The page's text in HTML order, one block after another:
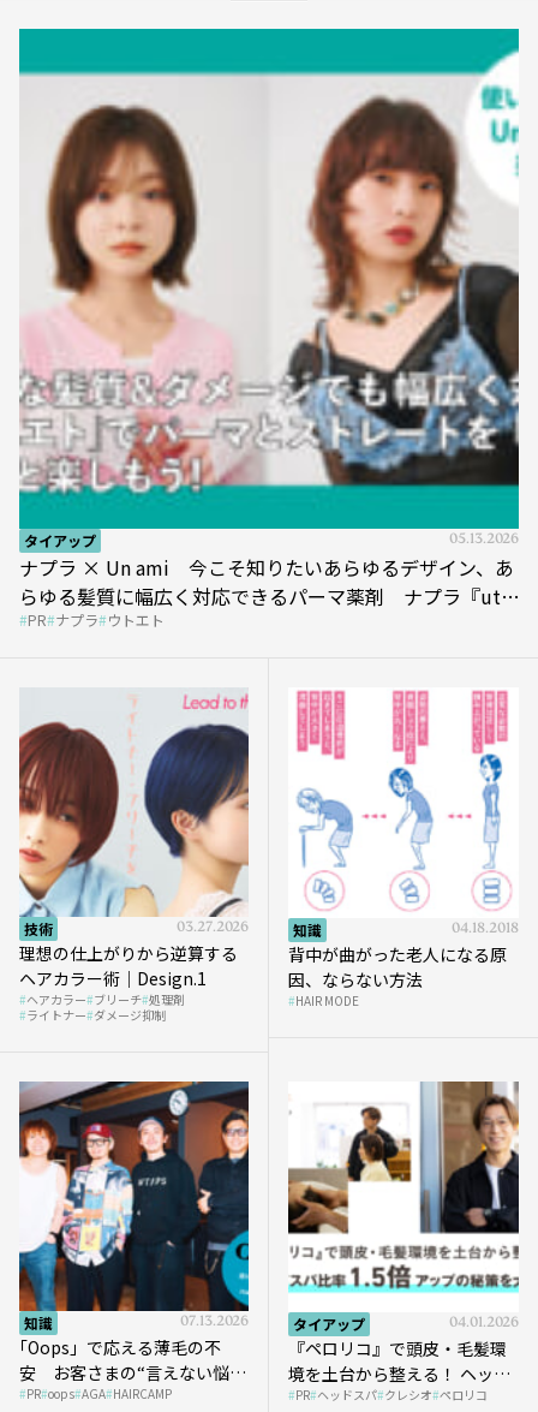
タイアップ 05.13.2026
ナプラ × Un ami 今こそ知りたいあらゆるデザイン、あ
らゆる髪質に幅広く対応できるパーマ薬剤 ナプラ『ut-
et』
PR ナプラ ウトエト
技術 03.27.2026
理想の仕上がりから逆算する
ヘアカラー術｜Design.1
ヘアカラー ブリーチ 処理剤
ライトナー ダメージ抑制
知識 04.18.2018
背中が曲がった老人になる原
因、ならない方法
HAIR MODE
知識 07.13.2026
｢Oops」で応える薄毛の不
安 お客さまの“言えない悩
み”にどう向き合う？ ＃01
PR oops AGA HAIRCAMP
タイアップ 04.01.2026
『ペロリコ』で頭皮・毛髪環
境を土台から整える！ ヘッド
スパ比率1.5倍アップの秘策を
PR ヘッドスパ クレシオ ペロリコ